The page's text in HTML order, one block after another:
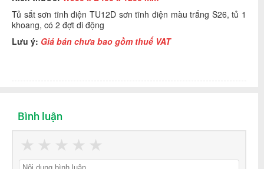
Tủ sắt sơn tĩnh điện TU12D sơn tĩnh điện màu trắng S26, tủ 1
khoang, có 2 đợt di động
Lưu ý: Giá bán chưa bao gồm thuế VAT
Bình luận
★
★
★
★
★